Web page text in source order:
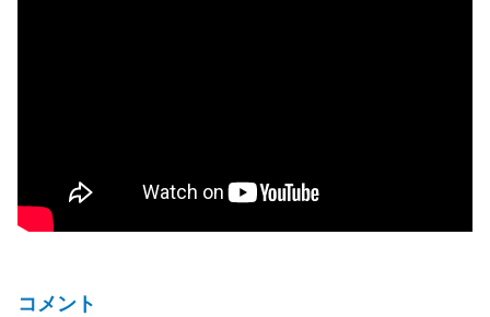
コメント